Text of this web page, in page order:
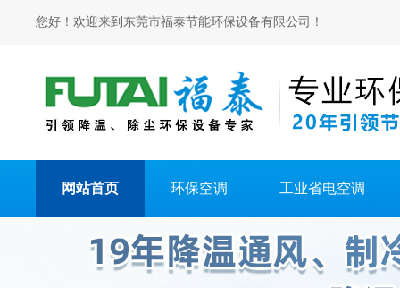
您好！欢迎来到东莞市福泰节能环保设备有限公司！
网站首页 环保空调 工业省电空调